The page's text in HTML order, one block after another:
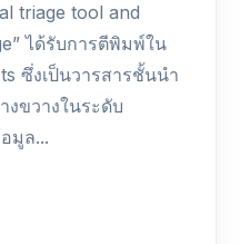
triage tool and
ได้รับการตีพิมพ์ใน
ซึ่งเป็นวารสารชั้นนำ
งขวางในระดับ
มูล...